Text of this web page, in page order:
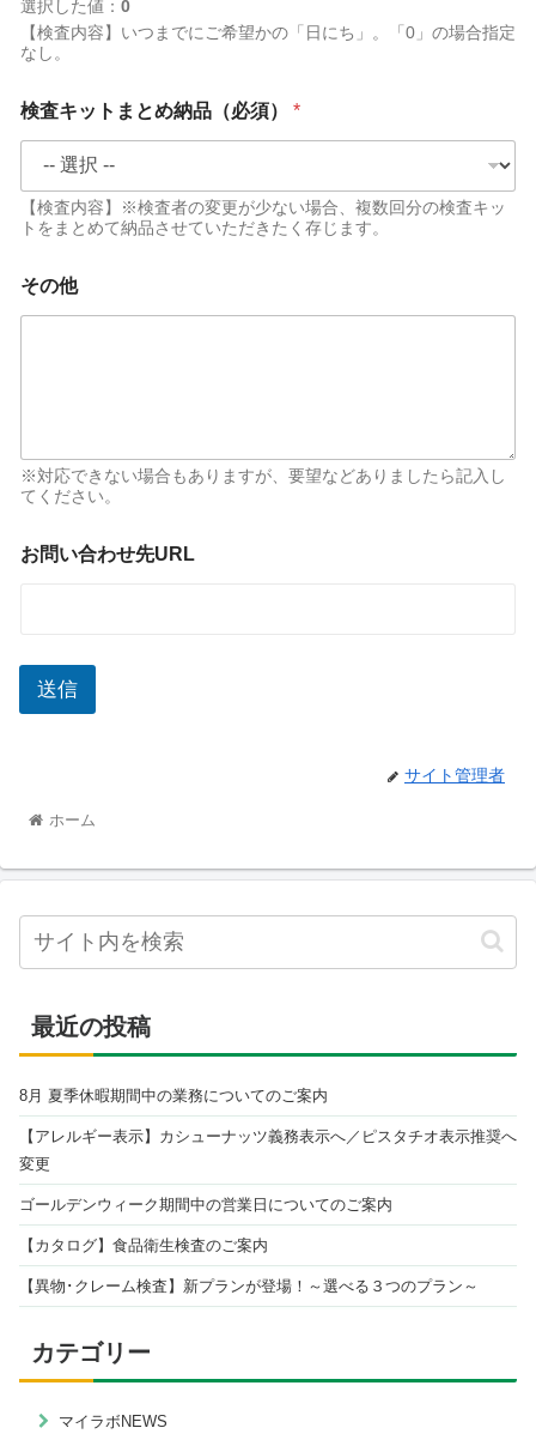
選択した値： 0
【検査内容】いつまでにご希望かの「日にち」。「0」の場合指定
なし。
検査キットまとめ納品（必須） *
【検査内容】※検査者の変更が少ない場合、複数回分の検査キッ
トをまとめて納品させていただきたく存じます。
その他
※対応できない場合もありますが、要望などありましたら記入し
てください。
お問い合わせ先URL
送信
サイト管理者
ホーム
最近の投稿
8月 夏季休暇期間中の業務についてのご案内
【アレルギー表示】カシューナッツ義務表示へ／ピスタチオ表示推奨へ
変更
ゴールデンウィーク期間中の営業日についてのご案内
【カタログ】食品衛生検査のご案内
【異物･クレーム検査】新プランが登場！～選べる３つのプラン～
カテゴリー
マイラボNEWS